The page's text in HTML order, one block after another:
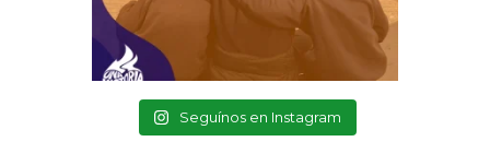
Seguínos en Instagram